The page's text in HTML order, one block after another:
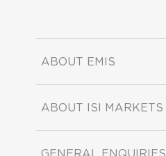
ABOUT EMIS
ABOUT ISI MARKETS
GENERAL ENQUIRIES